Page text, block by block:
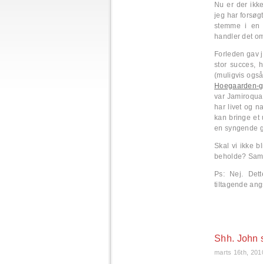
Nu er der
jeg har
stemme i en
handler det
Forleden gav
stor succes,
(muligvis
Hoegaarden-
var
har livet og
kan bringe et
en syngende
Skal vi ikke
beholde?
Ps: Nej.
tiltagende
Shh. John
marts 16th,